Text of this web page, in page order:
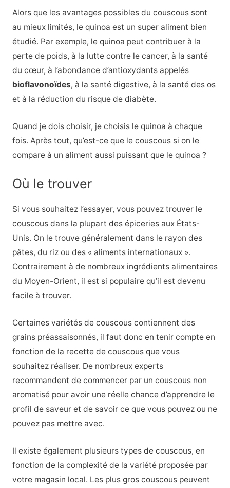
Alors que les avantages possibles du couscous sont
au mieux limités, le quinoa est un super aliment bien
étudié. Par exemple, le quinoa peut contribuer à la
perte de poids, à la lutte contre le cancer, à la santé
du cœur, à l’abondance d’antioxydants appelés
bioflavonoïdes, à la santé digestive, à la santé des os
et à la réduction du risque de diabète.
Quand je dois choisir, je choisis le quinoa à chaque
fois. Après tout, qu’est-ce que le couscous si on le
compare à un aliment aussi puissant que le quinoa ?
Où le trouver
Si vous souhaitez l’essayer, vous pouvez trouver le
couscous dans la plupart des épiceries aux États-
Unis. On le trouve généralement dans le rayon des
pâtes, du riz ou des « aliments internationaux ».
Contrairement à de nombreux ingrédients alimentaires
du Moyen-Orient, il est si populaire qu’il est devenu
facile à trouver.
Certaines variétés de couscous contiennent des
grains préassaisonnés, il faut donc en tenir compte en
fonction de la recette de couscous que vous
souhaitez réaliser. De nombreux experts
recommandent de commencer par un couscous non
aromatisé pour avoir une réelle chance d’apprendre le
profil de saveur et de savoir ce que vous pouvez ou ne
pouvez pas mettre avec.
Il existe également plusieurs types de couscous, en
fonction de la complexité de la variété proposée par
votre magasin local. Les plus gros couscous peuvent